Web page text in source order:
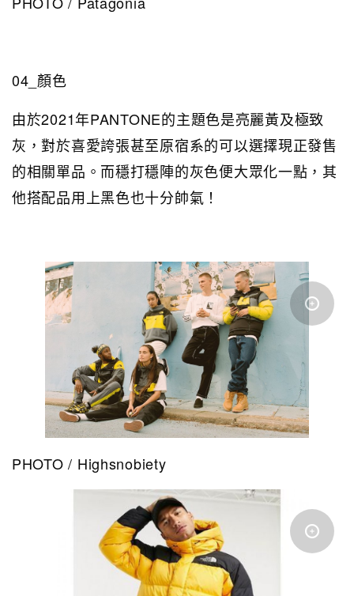
04_顏色
由於2021年PANTONE的主題色是亮麗黃及極致
灰，對於喜愛誇張甚至原宿系的可以選擇現正發售
的相關單品。而穩打穩陣的灰色便大眾化一點，其
他搭配品用上黑色也十分帥氣！
PHOTO / Highsnobiety